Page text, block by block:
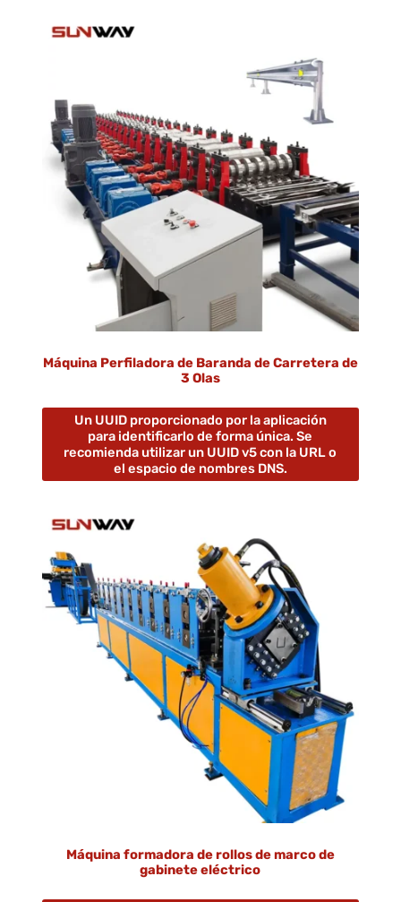
Máquina Perfiladora de Baranda de Carretera de
3 Olas
Un UUID proporcionado por la aplicación
para identificarlo de forma única. Se
recomienda utilizar un UUID v5 con la URL o
el espacio de nombres DNS.
Máquina formadora de rollos de marco de
gabinete eléctrico